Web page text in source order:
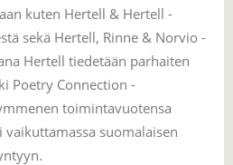
kuten Hertell & Hertell -
sekä Hertell, Rinne & Norvio -
Hertell tiedetään parhaiten
Poetry Connection -
toimintavuotensa
suomalaisen